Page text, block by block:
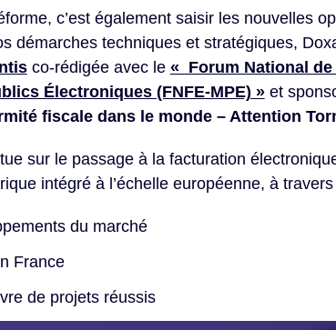
c’est également saisir les nouvelles
démarches techniques et stratégiques,
co-rédigée avec le « Forum National de
Électroniques (FNFE-MPE) »et
fiscale dans le monde – Attention
sur le passage à la facturation
intégré à l’échelle européenne, à
du marché
France
de projets réussis